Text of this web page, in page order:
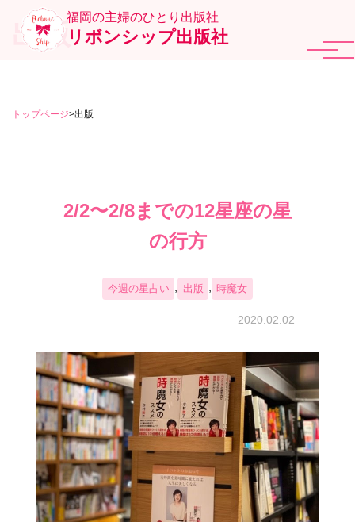
福岡の主婦のひとり出版社
リボンシップ出版社
出版
トップページ>出版
2/2〜2/8までの12星座の星
の行方
今週の星占い , 出版 , 時魔女
2020.02.02